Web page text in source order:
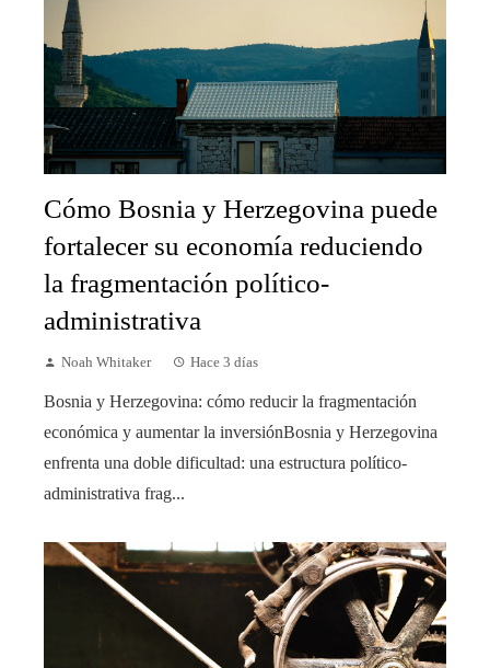
Cómo Bosnia y Herzegovina puede
fortalecer su economía reduciendo
la fragmentación político-
administrativa
Noah Whitaker Hace 3 días
Bosnia y Herzegovina: cómo reducir la fragmentación
económica y aumentar la inversiónBosnia y Herzegovina
enfrenta una doble dificultad: una estructura político-
administrativa frag...